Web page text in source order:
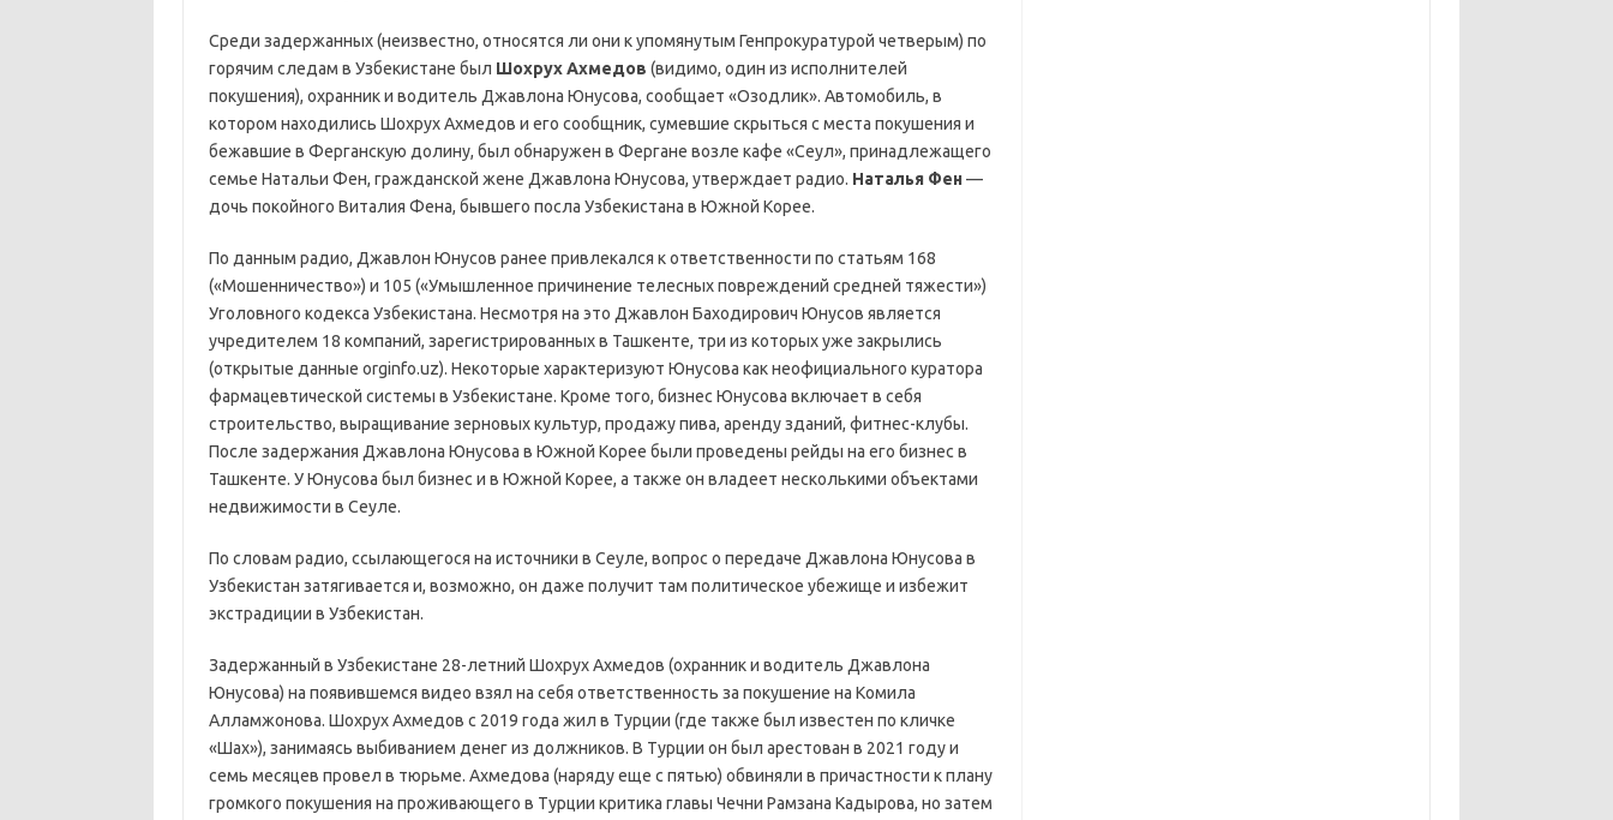
Среди задержанных (неизвестно, относятся ли они к упомянутым Генпрокуратурой четверым) по
горячим следам в Узбекистане был Шохрух Ахмедов (видимо, один из исполнителей
покушения), охранник и водитель Джавлона Юнусова, сообщает «Озодлик». Автомобиль, в
котором находились Шохрух Ахмедов и его сообщник, сумевшие скрыться с места покушения и
бежавшие в Ферганскую долину, был обнаружен в Фергане возле кафе «Сеул», принадлежащего
семье Натальи Фен, гражданской жене Джавлона Юнусова, утверждает радио. Наталья Фен—
дочь покойного Виталия Фена, бывшего посла Узбекистана в Южной Корее.
По данным радио, Джавлон Юнусов ранее привлекался к ответственности по статьям 168
(«Мошенничество») и 105 («Умышленное причинение телесных повреждений средней тяжести»)
Уголовного кодекса Узбекистана. Несмотря на это Джавлон Баходирович Юнусов является
учредителем 18 компаний, зарегистрированных в Ташкенте, три из которых уже закрылись
(открытые данные orginfo.uz). Некоторые характеризуют Юнусова как неофициального куратора
фармацевтической системы в Узбекистане. Кроме того, бизнес Юнусова включает в себя
строительство, выращивание зерновых культур, продажу пива, аренду зданий, фитнес-клубы.
После задержания Джавлона Юнусова в Южной Корее были проведены рейды на его бизнес в
Ташкенте. У Юнусова был бизнес и в Южной Корее, а также он владеет несколькими объектами
недвижимости в Сеуле.
По словам радио, ссылающегося на источники в Сеуле, вопрос о передаче Джавлона Юнусова в
Узбекистан затягивается и, возможно, он даже получит там политическое убежище и избежит
экстрадиции в Узбекистан.
Задержанный в Узбекистане 28-летний Шохрух Ахмедов (охранник и водитель Джавлона
Юнусова) на появившемся видео взял на себя ответственность за покушение на Комила
Алламжонова. Шохрух Ахмедов с 2019 года жил в Турции (где также был известен по кличке
«Шах»), занимаясь выбиванием денег из должников. В Турции он был арестован в 2021 году и
семь месяцев провел в тюрьме. Ахмедова (наряду еще с пятью) обвиняли в причастности к плану
громкого покушения на проживающего в Турции критика главы Чечни Рамзана Кадырова, но затем